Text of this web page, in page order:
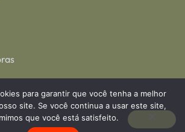
para garantir que você tenha a melhor
site. Se você continua a usar este site,
que você está satisfeito.